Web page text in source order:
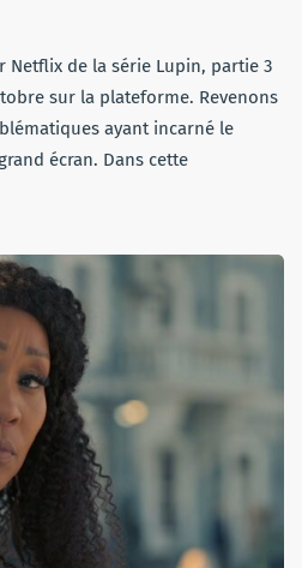
Netflix de la série Lupin, partie 3
sur la plateforme. Revenons
ayant incarné le
écran. Dans cette